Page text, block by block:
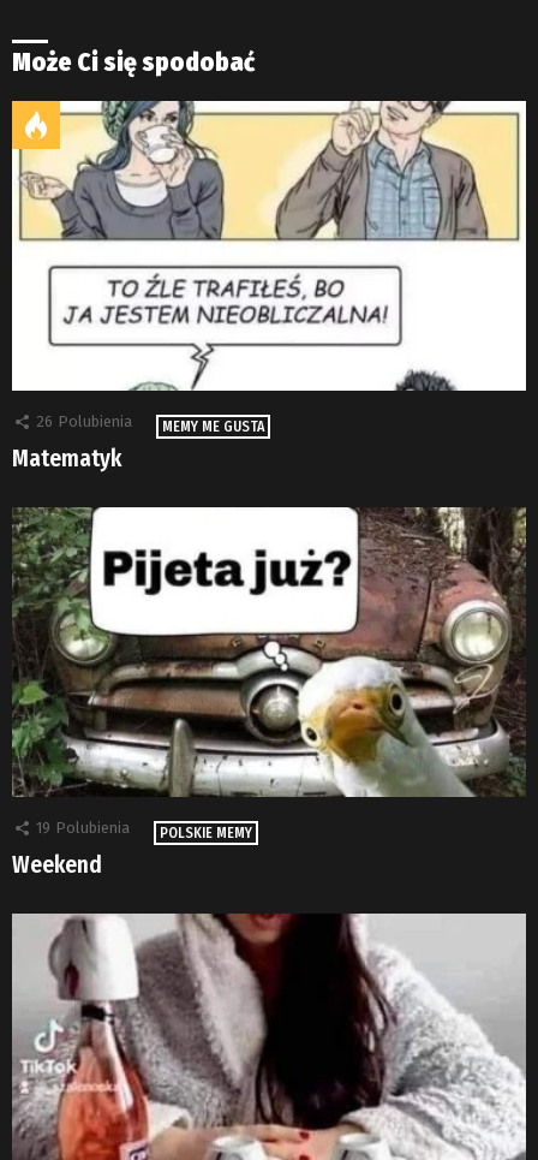
Może Ci się spodobać
26 Polubienia MEMY ME GUSTA
Matematyk
19 Polubienia POLSKIE MEMY
Weekend